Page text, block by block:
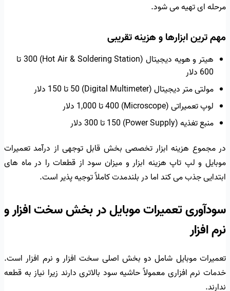
مرحله ای تهیه می شود.
مهم ترین ابزارها و هزینه تقریبی
هیتر و هویه دیجیتال (Hot Air & Soldering Station) 300 تا
600 دلار
مولتی متر دیجیتال (Digital Multimeter) 50 تا 150 دلار
لوپ تعمیراتی (Microscope) 400 تا 1,000 دلار
منبع تغذیه (Power Supply) 150 تا 300 دلار
در مجموع هزینه ابزار تخصصی بخش قابل توجهی از درآمد تعمیرات
موبایل و لپ تاپ هزینه ابزار و میزان سود از قطعات را در ماه های
ابتدایی جذب می کند اما در بلندمدت کاملاً توجیه پذیر است.
سودآوری تعمیرات موبایل در بخش سخت افزار و
نرم افزار
تعمیرات موبایل شامل دو بخش اصلی سخت افزار و نرم افزار است.
خدمات نرم افزاری معمولاً حاشیه سود بالاتری دارند زیرا نیاز به قطعه
ندارند.